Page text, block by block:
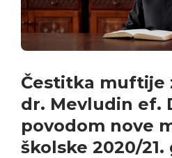
Čestitka muftije
dr. Mevludin ef.
povodom nove
školske 2020/